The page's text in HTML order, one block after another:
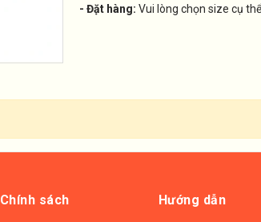
- Đặt hàng: Vui lòng chọn size cụ
Chính sách Hướng dẫn